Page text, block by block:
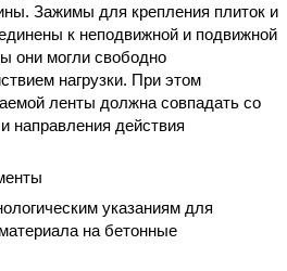
Зажимы для крепления плиток и
к неподвижной и подвижной
они могли свободно
нагрузки. При этом
ленты должна совпадать со
направления действия
указаниям для
на бетонные